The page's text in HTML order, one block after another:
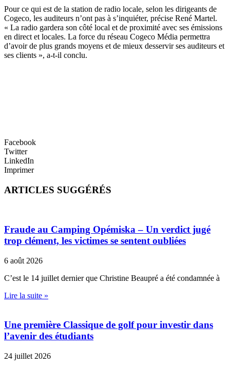
Pour ce qui est de la station de radio locale, selon les dirigeants de
Cogeco, les auditeurs n’ont pas à s’inquiéter, précise René Martel.
« La radio gardera son côté local et de proximité avec ses émissions
en direct et locales. La force du réseau Cogeco Média permettra
d’avoir de plus grands moyens et de mieux desservir ses auditeurs et
ses clients », a-t-il conclu.
Facebook
Twitter
LinkedIn
Imprimer
ARTICLES SUGGÉRÉS
Fraude au Camping Opémiska – Un verdict jugé
trop clément, les victimes se sentent oubliées
6 août 2026
C’est le 14 juillet dernier que Christine Beaupré a été condamnée à
Lire la suite »
Une première Classique de golf pour investir dans
l’avenir des étudiants
24 juillet 2026